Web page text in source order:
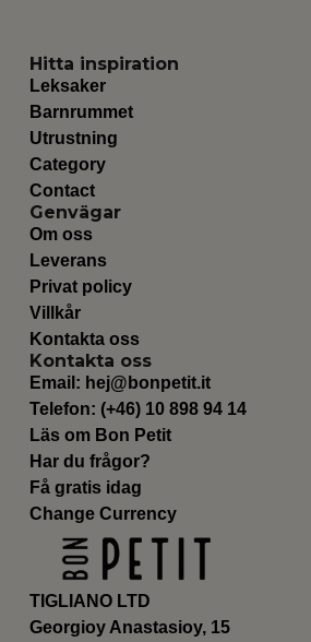
TIGLIANO LTD
Georgioy Anastasioy, 15
Hitta inspiration
Leksaker
Barnrummet
Utrustning
Category
Contact
Genvägar
Om oss
Leverans
Privat policy
Villkår
Kontakta oss
Kontakta oss
Email: hej@bonpetit.it
Telefon: (+46) 10 898 94 14
Läs om Bon Petit
Har du frågor?
Få gratis idag
Change Currency